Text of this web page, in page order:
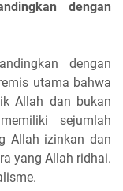
dengan
dengan
utama bahwa
Allah dan bukan
sejumlah
Allah izinkan dan
yang Allah ridhai.